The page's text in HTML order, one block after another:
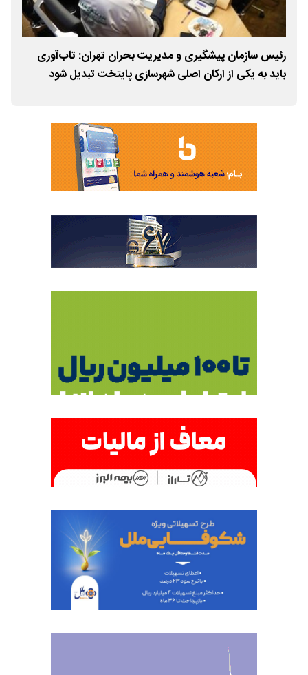
رئیس سازمان پیشگیری و مدیریت بحران تهران: تاب‌آوری
باید به یکی از ارکان اصلی شهرسازی پایتخت تبدیل شود